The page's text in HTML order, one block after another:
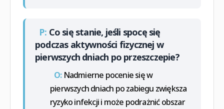
P: Co się stanie, jeśli spocę się
podczas aktywności fizycznej w
pierwszych dniach po przeszczepie?
O:Nadmierne pocenie się w
pierwszych dniach po zabiegu zwiększa
ryzyko infekcji i może podrażnić obszar